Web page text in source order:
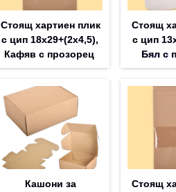
Стоящ хартиен плик
с цип 18х29+(2х4,5),
Кафяв с прозорец
Стоящ
с цип
Бял с
Кашони за
Стоящ